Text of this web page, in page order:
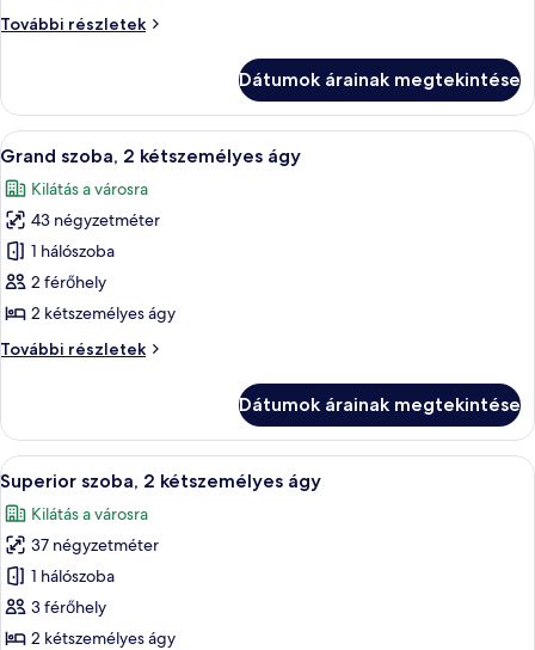
2
További részletek
Executive
ágy
további
részletei
Dátumok árainak megtekintése
A
következő
szoba
összes
képének
megtekintése:
Grand
2
Egy szállodai szoba két ágyjal,
14
Grand szoba, 2 kétszemélyes ágy
Kilátás a városra
43 négyzetméter
1 hálószoba
2 férőhely
2 kétszemélyes ágy
További részletek
Grand
ágy
további
részletei
Dátumok árainak megtekintése
A
következő
szoba
összes
képének
megtekintése:
Superior
Egy szállodai szoba, amelyben egy
8
Superior szoba, 2 kétszemélyes ágy
Kilátás a városra
37 négyzetméter
1 hálószoba
3 férőhely
2 kétszemélyes ágy